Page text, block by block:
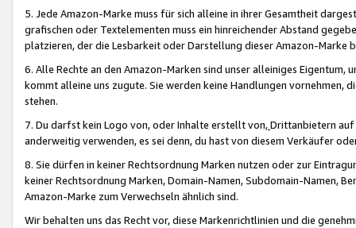
5. Jede Amazon-Marke muss für sich alleine in ihrer Gesamtheit
grafischen oder Textelementen muss ein hinreichender Abstand
platzieren, der die Lesbarkeit oder Darstellung dieser Amazon-Marke
6. Alle Rechte an den Amazon-Marken sind unser alleiniges
kommt alleine uns zugute. Sie werden keine Handlungen vornehmen,
stehen.
7. Du darfst kein Logo von, oder Inhalte erstellt von,Drittanbietern auf
anderweitig verwenden, es sei denn, du hast von diesem Verkäufer
8. Sie dürfen in keiner Rechtsordnung Marken nutzen oder zur
keiner Rechtsordnung Marken, Domain-Namen, Subdomain-Namen,
Amazon-Marke zum Verwechseln ähnlich sind.
Wir behalten uns das Recht vor, diese Markenrichtlinien und die